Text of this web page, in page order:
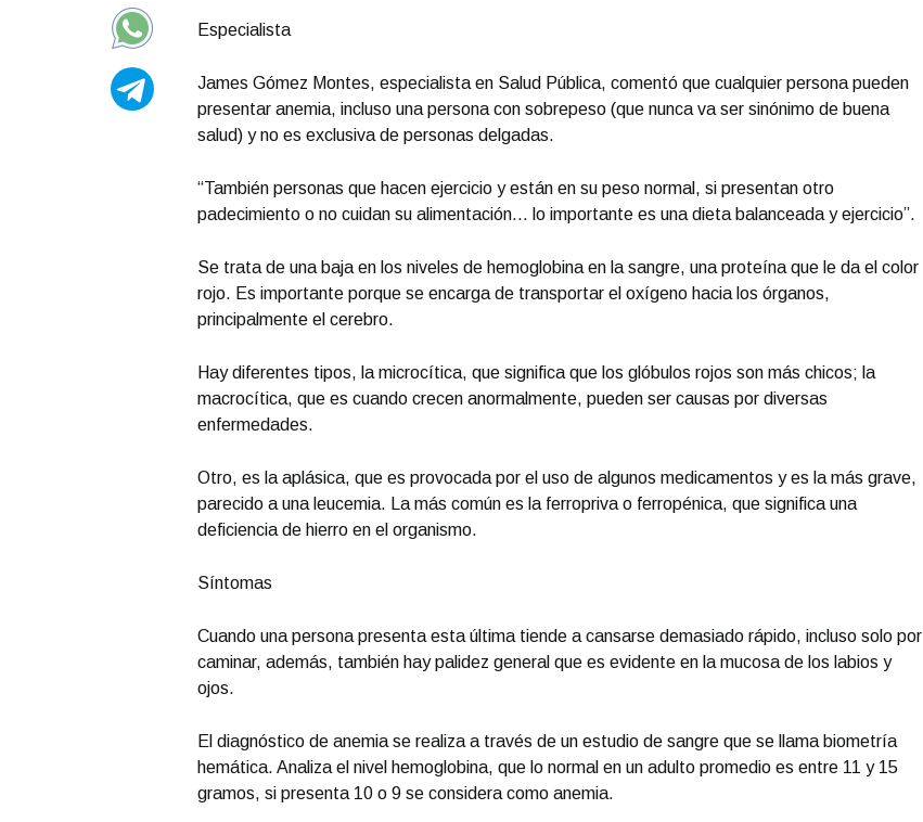
Especialista
James Gómez Montes, especialista en Salud Pública, comentó que cualquier persona pueden
presentar anemia, incluso una persona con sobrepeso (que nunca va ser sinónimo de buena
salud) y no es exclusiva de personas delgadas.
“También personas que hacen ejercicio y están en su peso normal, si presentan otro
padecimiento o no cuidan su alimentación… lo importante es una dieta balanceada y ejercicio”.
Se trata de una baja en los niveles de hemoglobina en la sangre, una proteína que le da el color
rojo. Es importante porque se encarga de transportar el oxígeno hacia los órganos,
principalmente el cerebro.
Hay diferentes tipos, la microcítica, que significa que los glóbulos rojos son más chicos; la
macrocítica, que es cuando crecen anormalmente, pueden ser causas por diversas
enfermedades.
Otro, es la aplásica, que es provocada por el uso de algunos medicamentos y es la más grave,
parecido a una leucemia. La más común es la ferropriva o ferropénica, que significa una
deficiencia de hierro en el organismo.
Síntomas
Cuando una persona presenta esta última tiende a cansarse demasiado rápido, incluso solo por
caminar, además, también hay palidez general que es evidente en la mucosa de los labios y
ojos.
El diagnóstico de anemia se realiza a través de un estudio de sangre que se llama biometría
hemática. Analiza el nivel hemoglobina, que lo normal en un adulto promedio es entre 11 y 15
gramos, si presenta 10 o 9 se considera como anemia.